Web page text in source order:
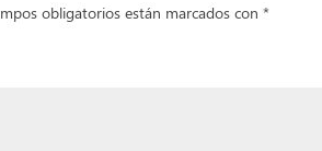
obligatorios están marcados con *